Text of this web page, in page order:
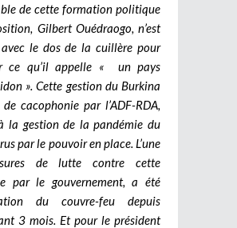
de cette formation politique
Gilbert Ouédraogo, n’est
le dos de la cuillère pour
ce qu’il appelle « un pays
». Cette gestion du Burkina
cacophonie par l’ADF-RDA,
la gestion de la pandémie du
par le pouvoir en place. L’une
de lutte contre cette
par le gouvernement, a été
du couvre-feu depuis
3 mois. Et pour le président